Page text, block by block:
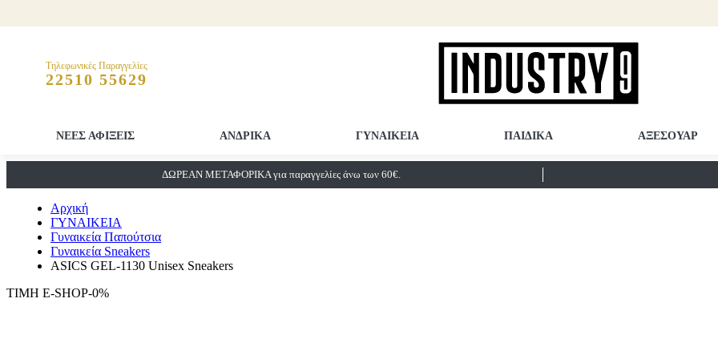
Τηλεφωνικές Παραγγελίες
22510 55629
ΝΕΕΣ ΑΦΙΞΕΙΣ ΑΝΔΡΙΚΑ ΓΥΝΑΙΚΕΙΑ ΠΑΙΔΙΚΑ ΑΞΕΣΟΥΑΡ
ΔΩΡΕΑΝ ΜΕΤΑΦΟΡΙΚΑ για παραγγελίες άνω των 60€.
Αρχική
ΓΥΝΑΙΚΕΙΑ
Γυναικεία Παπούτσια
Γυναικεία Sneakers
ASICS GEL-1130 Unisex Sneakers
ΤΙΜΗ E-SHOP-0%